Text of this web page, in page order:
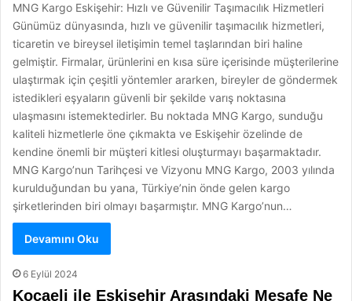
MNG Kargo Eskişehir: Hızlı ve Güvenilir Taşımacılık Hizmetleri
Günümüz dünyasında, hızlı ve güvenilir taşımacılık hizmetleri,
ticaretin ve bireysel iletişimin temel taşlarından biri haline
gelmiştir. Firmalar, ürünlerini en kısa süre içerisinde müşterilerine
ulaştırmak için çeşitli yöntemler ararken, bireyler de göndermek
istedikleri eşyaların güvenli bir şekilde varış noktasına
ulaşmasını istemektedirler. Bu noktada MNG Kargo, sunduğu
kaliteli hizmetlerle öne çıkmakta ve Eskişehir özelinde de
kendine önemli bir müşteri kitlesi oluşturmayı başarmaktadır.
MNG Kargo’nun Tarihçesi ve Vizyonu MNG Kargo, 2003 yılında
kurulduğundan bu yana, Türkiye’nin önde gelen kargo
şirketlerinden biri olmayı başarmıştır. MNG Kargo’nun…
Devamını Oku
6 Eylül 2024
Kocaeli ile Eskişehir Arasındaki Mesafe Ne